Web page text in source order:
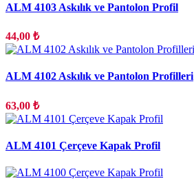
ALM 4103 Askılık ve Pantolon Profil
44,00 ₺
ALM 4102 Askılık ve Pantolon Profilleri
63,00 ₺
ALM 4101 Çerçeve Kapak Profil